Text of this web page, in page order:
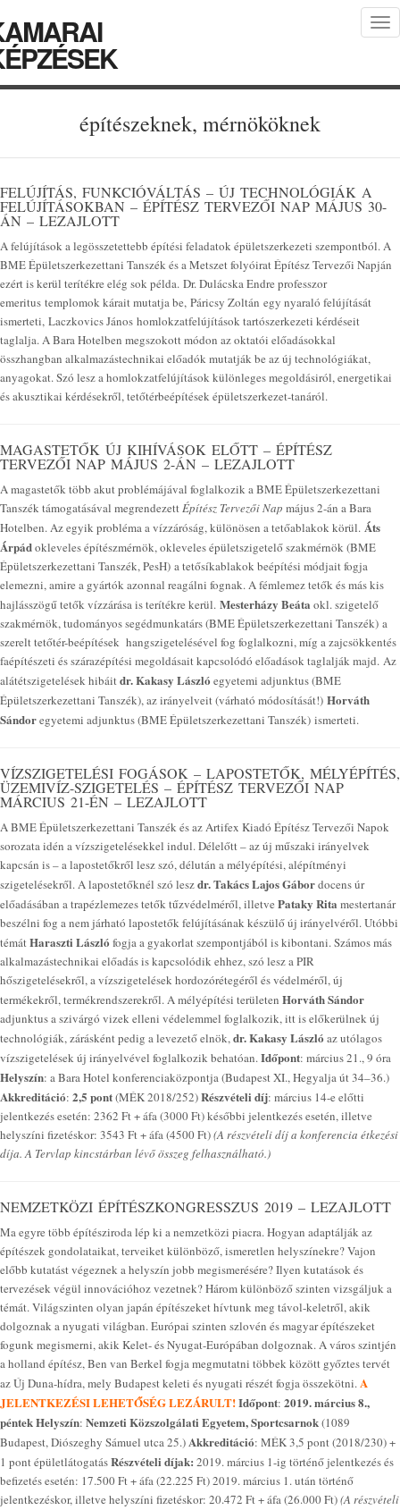
építészeknek, mérnököknek
FELÚJÍTÁS, FUNKCIÓVÁLTÁS – ÚJ TECHNOLÓGIÁK A
FELÚJÍTÁSOKBAN – ÉPÍTÉSZ TERVEZŐI NAP MÁJUS 30-
ÁN – LEZAJLOTT
A felújítások a legösszetettebb építési feladatok épületszerkezeti szempontból. A
BME Épületszerkezettani Tanszék és a Metszet folyóirat Építész Tervezői Napján
ezért is kerül terítékre elég sok példa. Dr. Dulácska Endre professzor
emeritus templomok kárait mutatja be, Páricsy Zoltán egy nyaraló felújítását
ismerteti, Laczkovics János homlokzatfelújítások tartószerkezeti kérdéseit
taglalja. A Bara Hotelben megszokott módon az oktatói előadásokkal
összhangban alkalmazástechnikai előadók mutatják be az új technológiákat,
anyagokat. Szó lesz a homlokzatfelújítások különleges megoldásiról, energetikai
és akusztikai kérdésekről, tetőtérbeépítések épületszerkezet-tanáról.
MAGASTETŐK ÚJ KIHÍVÁSOK ELŐTT – ÉPÍTÉSZ
TERVEZŐI NAP MÁJUS 2-ÁN – LEZAJLOTT
A magastetők több akut problémájával foglalkozik a BME Épületszerkezettani
Tanszék támogatásával megrendezettÉpítész Tervezői Nap május 2-án a Bara
Hotelben. Az egyik probléma a vízzáróság, különösen a tetőablakok körül. Áts
Árpádokleveles építészmérnök, okleveles épületszigetelő szakmérnök (BME
Épületszerkezettani Tanszék, PesH) a tetősíkablakok beépítési módjait fogja
elemezni, amire a gyártók azonnal reagálni fognak. A fémlemez tetők és más kis
hajlásszögű tetők vízzárása is terítékre kerül. Mesterházy Beáta okl. szigetelő
szakmérnök, tudományos segédmunkatárs (BME Épületszerkezettani Tanszék) a
szerelt tetőtér-beépítések hangszigetelésével fog foglalkozni, míg a zajcsökkentés
faépítészeti és szárazépítési megoldásait kapcsolódó előadások taglalják majd. Az
alátétszigetelések hibáitdr. Kakasy László egyetemi adjunktus (BME
Épületszerkezettani Tanszék), az irányelveit (várható módosítását!) Horváth
Sándoregyetemi adjunktus (BME Épületszerkezettani Tanszék) ismerteti.
VÍZSZIGETELÉSI FOGÁSOK – LAPOSTETŐK, MÉLYÉPÍTÉS,
ÜZEMIVÍZ-SZIGETELÉS – ÉPÍTÉSZ TERVEZŐI NAP
MÁRCIUS 21-ÉN – LEZAJLOTT
A BME Épületszerkezettani Tanszék és az Artifex Kiadó Építész Tervezői Napok
sorozata idén a vízszigetelésekkel indul. Délelőtt – az új műszaki irányelvek
kapcsán is – a lapostetőkről lesz szó, délután a mélyépítési, alépítményi
szigetelésekről. A lapostetőknél szó leszdr. Takács Lajos Gábordocens úr
előadásában a trapézlemezes tetők tűzvédelméről, illetve Pataky Rita mestertanár
beszélni fog a nem járható lapostetők felújításának készülő új irányelvéről. Utóbbi
témátHaraszti László fogja a gyakorlat szempontjából is kibontani. Számos más
alkalmazástechnikai előadás is kapcsolódik ehhez, szó lesz a PIR
hőszigetelésekről, a vízszigetelések hordozórétegéről és védelméről, új
termékekről, termékrendszerekről. A mélyépítési területen Horváth Sándor
adjunktus a szivárgó vizek elleni védelemmel foglalkozik, itt is előkerülnek új
technológiák, zárásként pedig a levezető elnök,dr. Kakasy László az utólagos
vízszigetelések új irányelvével foglalkozik behatóan.Időpont: március 21., 9 óra
Helyszín: a Bara Hotel konferenciaközpontja (Budapest XI., Hegyalja út 34–36.)
Akkreditáció: 2,5 pont(MÉK 2018/252)Részvételi díj: március 14-e előtti
jelentkezés esetén: 2362 Ft + áfa (3000 Ft) későbbi jelentkezés esetén, illetve
helyszíni fizetéskor: 3543 Ft + áfa (4500 Ft)(A részvételi díj a konferencia étkezési
díja. A Tervlap kincstárban lévő összeg felhasználható.)
NEMZETKÖZI ÉPÍTÉSZKONGRESSZUS 2019 – LEZAJLOTT
Ma egyre több építésziroda lép ki a nemzetközi piacra. Hogyan adaptálják az
építészek gondolataikat, terveiket különböző, ismeretlen helyszínekre? Vajon
előbb kutatást végeznek a helyszín jobb megismerésére? Ilyen kutatások és
tervezések végül innovációhoz vezetnek? Három különböző szinten vizsgáljuk a
témát. Világszinten olyan japán építészeket hívtunk meg távol-keletről, akik
dolgoznak a nyugati világban. Európai szinten szlovén és magyar építészeket
fogunk megismerni, akik Kelet- és Nyugat-Európában dolgoznak. A város szintjén
a holland építész, Ben van Berkel fogja megmutatni többek között győztes tervét
az Új Duna-hídra, mely Budapest keleti és nyugati részét fogja összekötni.A
JELENTKEZÉSI LEHETŐSÉG LEZÁRULT!Időpont: 2019. március 8.,
péntekHelyszín: Nemzeti Közszolgálati Egyetem, Sportcsarnok(1089
Budapest, Diószeghy Sámuel utca 25.)Akkreditáció: MÉK 3,5 pont (2018/230) +
1 pont épületlátogatásRészvételi díjak: 2019. március 1-ig történő jelentkezés és
befizetés esetén: 17.500 Ft + áfa (22.225 Ft) 2019. március 1. után történő
jelentkezéskor, illetve helyszíni fizetéskor: 20.472 Ft + áfa (26.000 Ft)(A részvételi